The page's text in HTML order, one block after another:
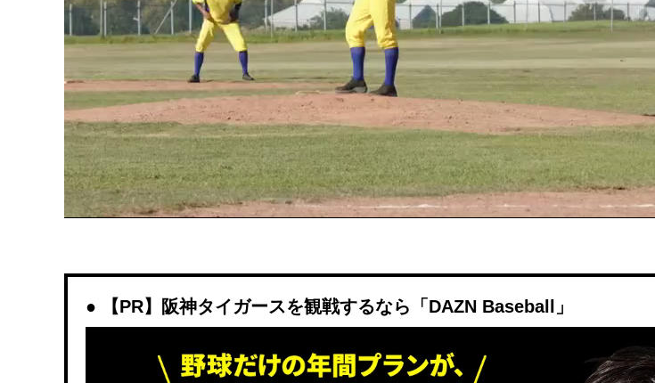
【PR】阪神タイガースを観戦するなら「DAZN Baseball」